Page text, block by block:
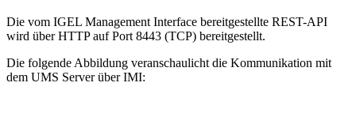
Die vom IGEL Management Interface bereitgestellte REST-API
wird über HTTP auf Port 8443 (TCP) bereitgestellt.
Die folgende Abbildung veranschaulicht die Kommunikation mit
dem UMS Server über IMI: